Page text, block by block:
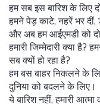
हम सब इस बारिश के लिए
हमने पेड़ काटे, नहरें भर दीं,
और अब हम आईएमडी को
हमारी जिम्मेदारी क्या है?
सब क्यों हो रहा है?
हम बस बाहर निकलने के
दुनिया को बदलने के लिए।
ये बारिश नहीं, हमारी आत्मा